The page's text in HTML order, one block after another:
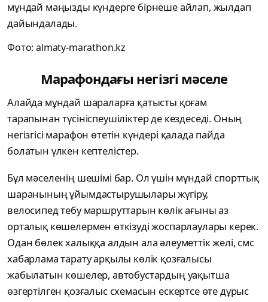
мұндай маңызды күндерге бірнеше айлап, жылдап
дайындалады.
Фото: almaty-marathon.kz
Марафондағы негізгі мәселе
Алайда мұндай шараларға қатысты қоғам
тарапынан түсініспеушіліктер де кездеседі. Оның
негізгісі марафон өтетін күндері қалада пайда
болатын үлкен кептелістер.
Бұл мәселенің шешімі бар. Ол үшін мұндай спорттық
шаранының ұйымдастырушылары жүгіру,
велосипед тебу маршруттарын көлік ағыны аз
орталық көшелермен өткізуді жоспарлаулары керек.
Одан бөлек халыққа алдын ала әлеуметтік желі, смс
хабарлама тарату арқылы көлік қозғалысы
жабылатын көшелер, автобустардың уақытша
өзгертілген қозғалыс схемасын ескертсе өте дұрыс